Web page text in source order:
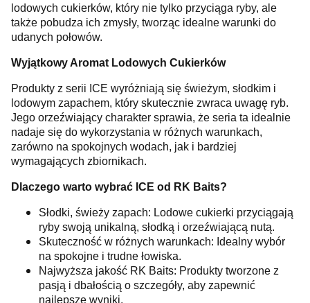
lodowych cukierków, który nie tylko przyciąga ryby, ale
także pobudza ich zmysły, tworząc idealne warunki do
udanych połowów.
Wyjątkowy Aromat Lodowych Cukierków
Produkty z serii ICE wyróżniają się świeżym, słodkim i
lodowym zapachem, który skutecznie zwraca uwagę ryb.
Jego orzeźwiający charakter sprawia, że seria ta idealnie
nadaje się do wykorzystania w różnych warunkach,
zarówno na spokojnych wodach, jak i bardziej
wymagających zbiornikach.
Dlaczego warto wybrać ICE od RK Baits?
Słodki, świeży zapach: Lodowe cukierki przyciągają
ryby swoją unikalną, słodką i orzeźwiającą nutą.
Skuteczność w różnych warunkach: Idealny wybór
na spokojne i trudne łowiska.
Najwyższa jakość RK Baits: Produkty tworzone z
pasją i dbałością o szczegóły, aby zapewnić
najlepsze wyniki.